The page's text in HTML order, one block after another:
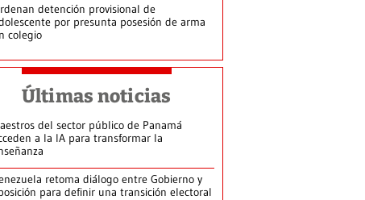
detención provisional de
por presunta posesión de arma
colegio
Últimas noticias
del sector público de Panamá
a la IA para transformar la
retoma diálogo entre Gobierno y
para definir una transición electoral